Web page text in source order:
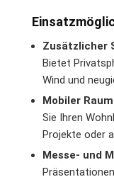
Zusätzlicher
Bietet
Wind und
Mobiler
Sie Ihren
Projekte oder
Messe- und